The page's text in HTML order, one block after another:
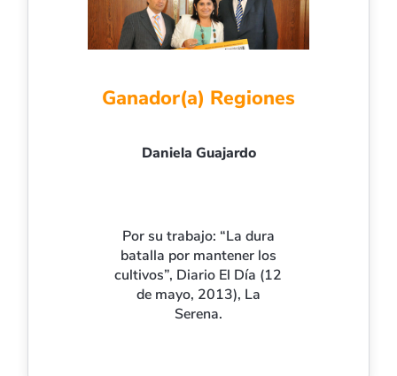
Ganador(a) Regiones
Daniela Guajardo
Por su trabajo: “La dura
batalla por mantener los
cultivos”, Diario El Día (12
de mayo, 2013), La
Serena.